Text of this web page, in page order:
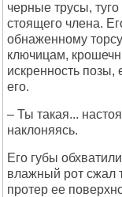
черные трусы,
стоящего члена.
обнаженному
ключицам,
искренность позы,
его.
– Ты такая...
наклоняясь.
Его губы
влажный рот сжал
протер ее